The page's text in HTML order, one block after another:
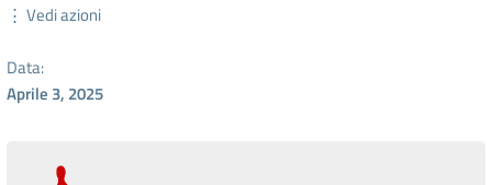
⋮ Vedi azioni
Data:
Aprile 3, 2025